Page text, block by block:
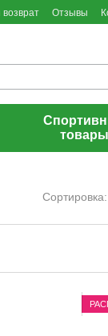
Отзывы
товары
Сортировка: